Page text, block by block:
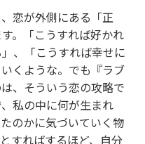
恋が外側にある「正
。「こうすれば好かれ
、「こうすれば幸せに
くような。でも『ラブ
、そういう恋の攻略で
私の中に何が生まれ
のかに気づいていく物
すればするほど、自分